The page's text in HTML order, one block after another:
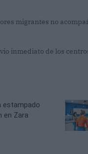
migrantes no
inmediato de los
estampado
en Zara